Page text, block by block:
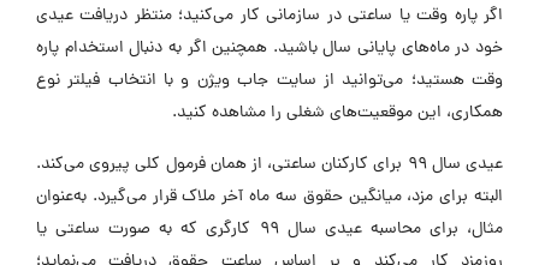
اگر پاره وقت یا ساعتی در سازمانی کار می‌کنید؛ منتظر دریافت عیدی
خود در ماه‌های پایانی سال باشید. همچنین اگر به دنبال استخدام پاره
وقت هستید؛ می‌توانید از سایت جاب ویژن و با انتخاب فیلتر نوع
همکاری، این موقعیت‌های شغلی را مشاهده کنید.
عیدی سال ۹۹ برای کارکنان ساعتی، از همان فرمول کلی پیروی می‌کند.
البته برای مزد، میانگین حقوق سه ماه آخر ملاک قرار می‌گیرد. به‌عنوان
مثال، برای محاسبه عیدی سال ۹۹ کارگری که به صورت ساعتی یا